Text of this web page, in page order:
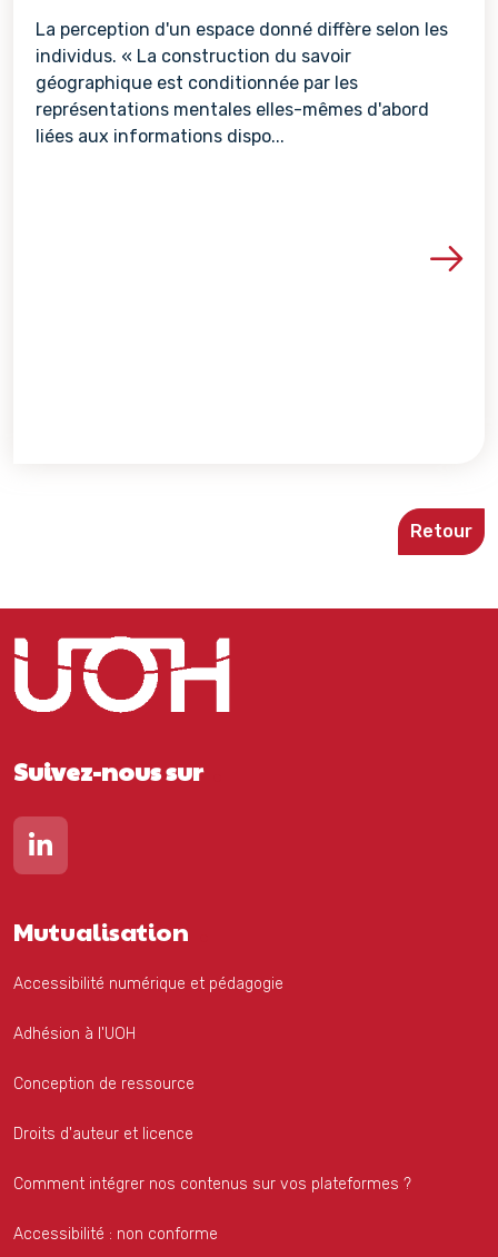
La perception d'un espace donné diffère selon les
individus. « La construction du savoir
géographique est conditionnée par les
représentations mentales elles-mêmes d'abord
liées aux informations dispo...
Voir les détails de la
Retour
Suivez-nous sur
Lien vers notre page Linkedin
Mutualisation
Accessibilité numérique et pédagogie
Adhésion à l'UOH
Conception de ressource
Droits d'auteur et licence
Comment intégrer nos contenus sur vos plateformes ?
Accessibilité : non conforme